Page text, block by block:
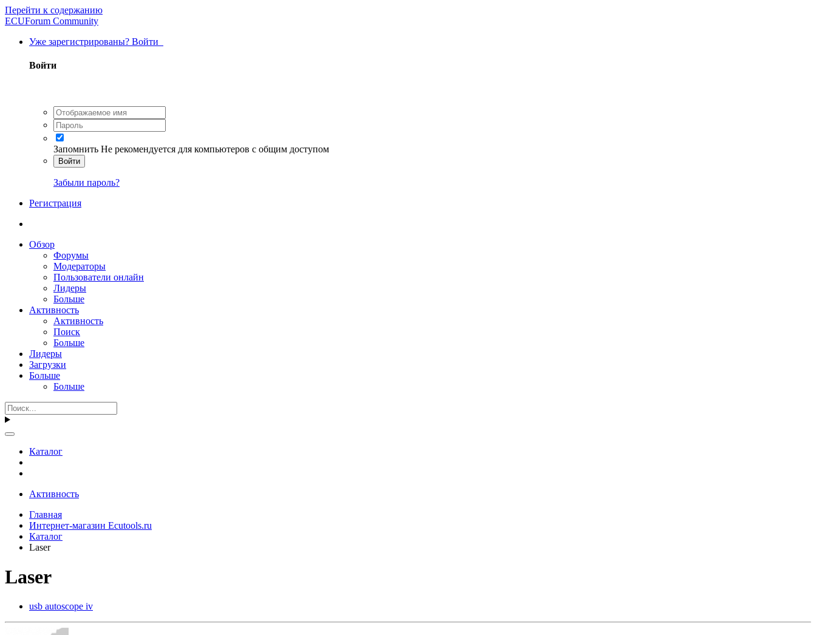
Перейти к содержанию
ECUForum Community
Уже зарегистрированы? Войти
Войти
Запомнить Не рекомендуется для компьютеров с общим доступом
Войти
Забыли пароль?
Регистрация
Обзор
Форумы
Модераторы
Пользователи онлайн
Лидеры
Больше
Активность
Активность
Поиск
Больше
Лидеры
Загрузки
Больше
Больше
Каталог
Активность
Главная
Интернет-магазин Ecutools.ru
Каталог
Laser
Laser
usb autoscope iv